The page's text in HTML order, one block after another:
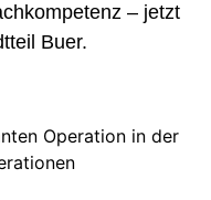
– jetzt
Buer.